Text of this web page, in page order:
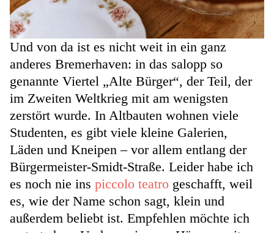
Und von da ist es nicht weit in ein ganz
anderes Bremerhaven: in das salopp so
genannte Viertel „Alte Bürger“, der Teil, der
im Zweiten Weltkrieg mit am wenigsten
zerstört wurde. In Altbauten wohnen viele
Studenten, es gibt viele kleine Galerien,
Läden und Kneipen – vor allem entlang der
Bürgermeister-Smidt-Straße. Leider habe ich
es noch nie ins piccolo teatro geschafft, weil
es, wie der Name schon sagt, klein und
außerdem beliebt ist. Empfehlen möchte ich